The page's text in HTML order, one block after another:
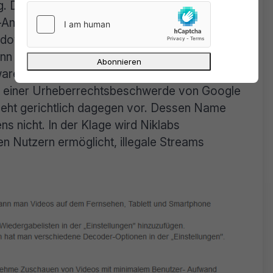
Benutzern wird es also ermöglicht, eine
einzugeben und unabhängig von der
Media Player befasst er sich nicht mit
zur Betrachtung legaler Streams verwendet
– die mehr als eine Million Downloads im
Urheberrechtsbeschwerde von Google
gerichtlich dagegen vor. Dessen Name
nicht. In der Klage wird Niklabs
Nutzern ermöglicht, illegale Streams